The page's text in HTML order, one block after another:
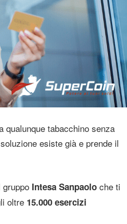
qualunque tabacchino senza
esiste già e prende il
Intesa Sanpaolo che ti
oltre 15.000 esercizi